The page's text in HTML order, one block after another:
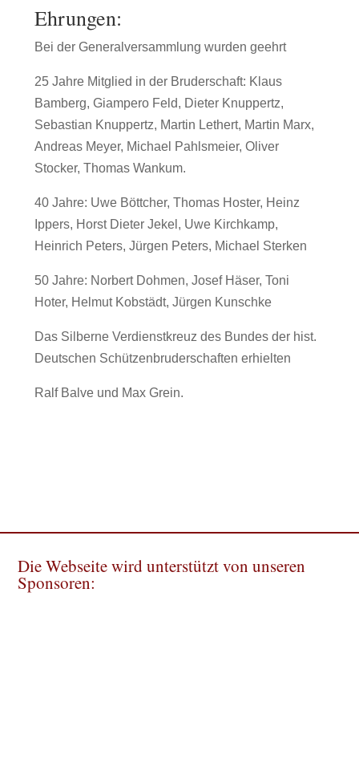
Ehrungen:
Bei der Generalversammlung wurden geehrt
25 Jahre Mitglied in der Bruderschaft: Klaus
Bamberg, Giampero Feld, Dieter Knuppertz,
Sebastian Knuppertz, Martin Lethert, Martin Marx,
Andreas Meyer, Michael Pahlsmeier, Oliver
Stocker, Thomas Wankum.
40 Jahre: Uwe Böttcher, Thomas Hoster, Heinz
Ippers, Horst Dieter Jekel, Uwe Kirchkamp,
Heinrich Peters, Jürgen Peters, Michael Sterken
50 Jahre: Norbert Dohmen, Josef Häser, Toni
Hoter, Helmut Kobstädt, Jürgen Kunschke
Das Silberne Verdienstkreuz des Bundes der hist.
Deutschen Schützenbruderschaften erhielten
Ralf Balve und Max Grein.
Die Webseite wird unterstützt von unseren
Sponsoren: